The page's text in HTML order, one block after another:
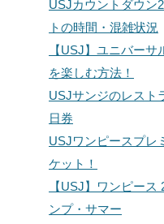
USJカウントダウン
トの時間・混雑状況
【USJ】ユニバー
を楽しむ方法！
USJサンジのレスト
日券
USJワンピースプレ
ケット！
【USJ】ワンピー
ンプ・サマー